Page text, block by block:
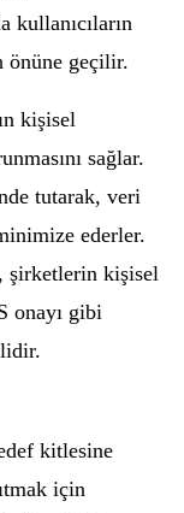
kullanıcıların
önüne geçilir.
kişisel
sağlar.
tutarak, veri
ederler.
şirketlerin kişisel
onayı gibi
kitlesine
için